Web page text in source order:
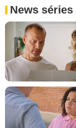
News séries